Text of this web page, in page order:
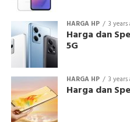
HARGA HP 3 years
Harga dan
5G
HARGA HP 3 years
Harga dan